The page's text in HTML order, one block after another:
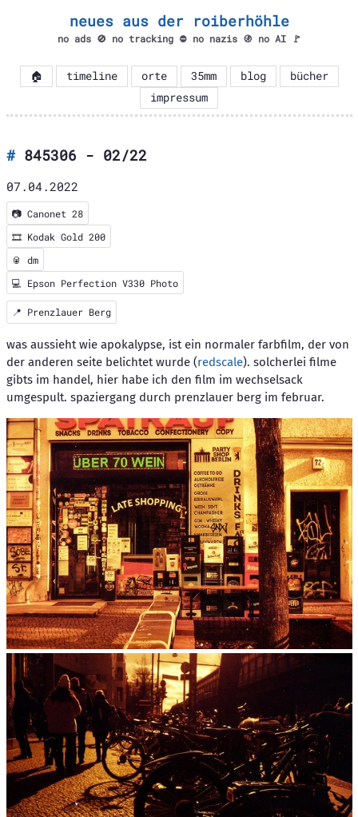
neues aus der roiberhöhle
no ads 🚫 no tracking ⛔ no nazis 🚯 no AI 🚩
🏠 timeline orte 35mm blog
bücher
impressum
845306 - 02/22
07.04.2022
📷 Canonet 28
🎞️ Kodak Gold 200
🥫 dm
💻 Epson Perfection V330 Photo
📍 Prenzlauer Berg
was aussieht wie apokalypse, ist ein normaler farbfilm, der von
der anderen seite belichtet wurde (redscale). solcherlei filme
gibts im handel, hier habe ich den film im wechselsack
umgespult. spaziergang durch prenzlauer berg im februar.